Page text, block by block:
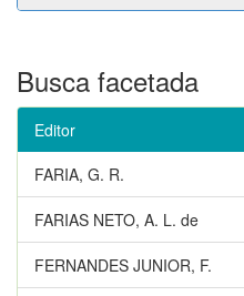
Busca facetada
Editor
FARIA, G. R.
FARIAS NETO, A. L. de
FERNANDES JUNIOR, F.